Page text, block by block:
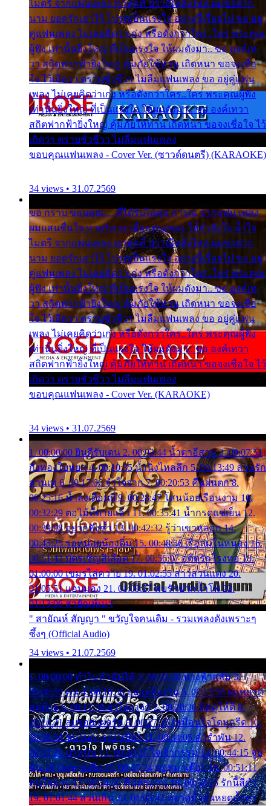
ไมตรี จากแฟนเพลง ทุกทุกที่ ปราณีหลั่งไหล ผมขอฝาก
นาม ยอดรักเอาไว้ โปรดเป็นแรงใจ อย่างนี้เรื่อยไป ขอ อยู่
คู่แฟนเพลง ไม่เคยคิดว่าเก่ง หรือดังกว่าใคร..ใคร พระคุณ
ผู้ฟัง เท่านั้นยิ่งใหญ่ ที่เป็นแรงใจ ให้ผมดังมา.. ขอ องค์เท
วา สถิตฟากฟ้ายิ่งใหญ่ คุ้มภัยให้ท่าน เถิดหนา ขอจงเชื่อ
ใจ ไว้เถิดว่า ตราบชั่วชีวา ไม่ลืมแฟนเพลง ขอ อยู่คู่แฟน
เพลง ไม่เคยคิดว่าเก่ง หรือดังกว่าใคร..ใคร พระคุณผู้ฟัง
เท่านั้นยิ่งใหญ่ ที่เป็นแรงใจ ให้ผมดังมา.. ขอ องค์เทวา
สถิตฟากฟ้ายิ่งใหญ่ คุ้มภัยให้ท่าน เถิดหนา ขอจงเชื่อใจ ไว้
เถิดว่า ตราบชั่วชีวา ไม่ลืมแฟนเพลง
ขอบคุณแฟนเพลง - Cover Ver. (ซาวด์ดนตรี) (KARAOKE)
34 views • 31.07.2569
ขอ กราบ ขอบคุณ.... ที่ได้รับไออุ่น การุณ จากแฟน เพลง
ผมแสนชื่นใจ หายวังเวง เมื่อแฟนเพลง ให้กำลังใจ น้ำใจ
ไมตรี จากแฟนเพลง ทุกทุกที่ ปราณีหลั่งไหล ผมขอฝาก
นาม ยอดรักเอาไว้ โปรดเป็นแรงใจ อย่างนี้เรื่อยไป ขอ อยู่
คู่แฟนเพลง ไม่เคยคิดว่าเก่ง หรือดังกว่าใคร..ใคร พระคุณ
ผู้ฟัง เท่านั้นยิ่งใหญ่ ที่เป็นแรงใจ ให้ผมดังมา.. ขอ องค์เท
วา สถิตฟากฟ้ายิ่งใหญ่ คุ้มภัยให้ท่าน เถิดหนา ขอจงเชื่อ
ใจ ไว้เถิดว่า ตราบชั่วชีวา ไม่ลืมแฟนเพลง ขอ อยู่คู่แฟน
เพลง ไม่เคยคิดว่าเก่ง หรือดังกว่าใคร..ใคร พระคุณผู้ฟัง
เท่านั้นยิ่งใหญ่ ที่เป็นแรงใจ ให้ผมดังมา.. ขอ องค์เทวา
สถิตฟากฟ้ายิ่งใหญ่ คุ้มภัยให้ท่าน เถิดหนา ขอจงเชื่อใจ ไว้
เถิดว่า ตราบชั่วชีวา ไม่ลืมแฟนเพลง
ขอบคุณแฟนเพลง - Cover Ver. (KARAOKE)
34 views • 31.07.2569
1. 00:00:00 ยินดีรับเดน 2. 00:03:44 น้ำตาอีสาน 3. 00:07:51
กิ่งทองใบหยก 4. 00:10:35 น้ำนิ่งไหลลึก 5. 00:13:49 ลานรัก
ลานเท 6. 00:17:06 จำใจจาก 7. 00:20:53 คืนฝนตก 8.
00:25:16 น้ำลงเดือนยี่ 9. 00:28:47 โสนน้อยเรือนงาม 10.
00:32:29 ตอไม้ที่ตายแล้ว 11. 00:35:41 น้ำกรดแช่เย็น 12.
00:39:08 อยากฟังซ้ำ 13. 00:42:32 รู้ว่าเขาหลอก 14.
00:45:25 รอหน่อยน้องติ๋ม 15. 00:48:56 เรือล่มในหนอง 16.
00:51:43 บัตรเชิญสีเลือด 17. 00:56:07 อดีตรักโรงทอ 18.
01:00:00 เขมรไล่ควาย 19. 01:02:55 สาวสวนแตง 20.
01:05:51 แอบมอง 21. 01:09:27 พบรักปากน้ำโพ 22.
01:13:06 สายัณห์เมา
" สายัณห์ สัญญา " ขวัญใจคนเดิม - รวมเพลงดังเพราะๆ
ซึ้งๆ (Official Audio)
34 views • 21.07.2569
1. 00:00:00 ทำไมทำฉันได้ 2. 00:03:20 นางฟ้าสลัม 3.
00:06:50 คน 4. 00:10:36 บุญเหลือเกิน 5. 00:13:58 ฝนหยาด
สุดท้าย 6. 00:17:30 ยาใจยาจก 7. 00:20:30 คิดดูให้ดี 8.
00:24:21 ลบรอยแผลรัก 9. 00:27:35 เหมือนใจโดนกรีด 10.
00:30:54 ขบวนการเปาเปียว 11. 00:34:05 คำรำพัน 12.
00:37:20 ปาหนัน 13. 00:40:37 ใจเจ้ากรรม 14. 00:44:15 จูบ
ฉันแล้วจงตายเสีย 15. 00:47:24 ขอสูมาเต๊อะ 16. 00:51:11
คนใจมาร 17. 00:54:50 คืนทรมาน 18. 00:58:25 รักนี้สีดำ
19. 01:01:44 ส่วนเกิน 20. 01:05:42 หยาดน้ำฝนหยดน้ำตา